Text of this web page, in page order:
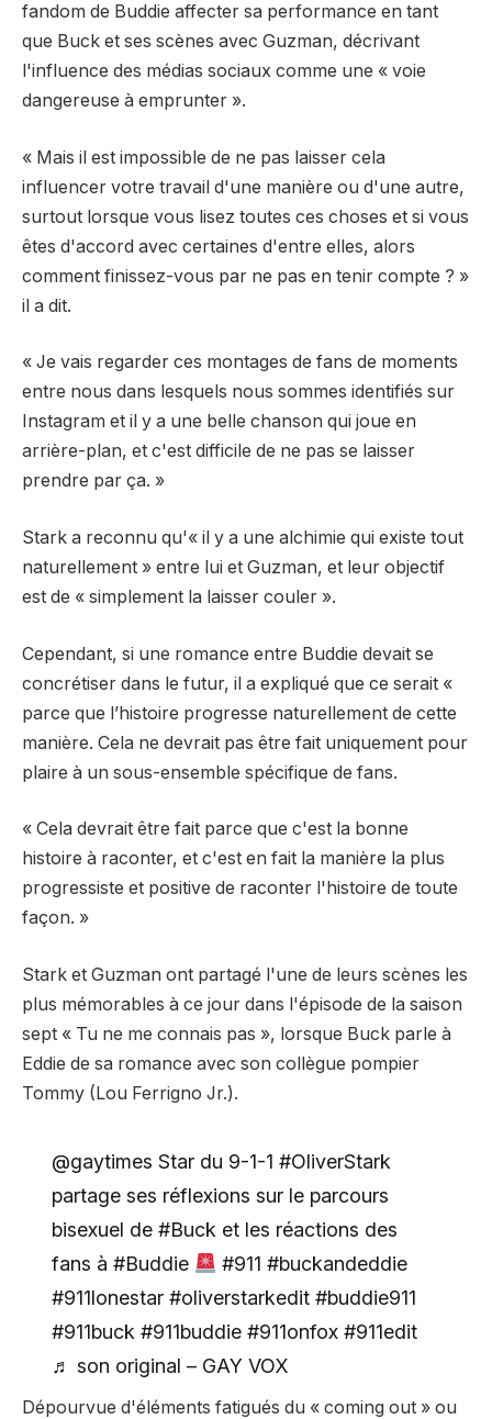
fandom de Buddie affecter sa performance en tant
que Buck et ses scènes avec Guzman, décrivant
l'influence des médias sociaux comme une « voie
dangereuse à emprunter ».
« Mais il est impossible de ne pas laisser cela
influencer votre travail d'une manière ou d'une autre,
surtout lorsque vous lisez toutes ces choses et si vous
êtes d'accord avec certaines d'entre elles, alors
comment finissez-vous par ne pas en tenir compte ? »
il a dit.
« Je vais regarder ces montages de fans de moments
entre nous dans lesquels nous sommes identifiés sur
Instagram et il y a une belle chanson qui joue en
arrière-plan, et c'est difficile de ne pas se laisser
prendre par ça. »
Stark a reconnu qu'« il y a une alchimie qui existe tout
naturellement » entre lui et Guzman, et leur objectif
est de « simplement la laisser couler ».
Cependant, si une romance entre Buddie devait se
concrétiser dans le futur, il a expliqué que ce serait «
parce que l’histoire progresse naturellement de cette
manière. Cela ne devrait pas être fait uniquement pour
plaire à un sous-ensemble spécifique de fans.
« Cela devrait être fait parce que c'est la bonne
histoire à raconter, et c'est en fait la manière la plus
progressiste et positive de raconter l'histoire de toute
façon. »
Stark et Guzman ont partagé l'une de leurs scènes les
plus mémorables à ce jour dans l'épisode de la saison
sept « Tu ne me connais pas », lorsque Buck parle à
Eddie de sa romance avec son collègue pompier
Tommy (Lou Ferrigno Jr.).
@gaytimes Star du 9-1-1 #OliverStark
partage ses réflexions sur le parcours
bisexuel de #Buck et les réactions des
fans à #Buddie
#911 #buckandeddie
#911lonestar #oliverstarkedit #buddie911
#911buck #911buddie #911onfox #911edit
♬ son original – GAY VOX
Dépourvue d'éléments fatigués du « coming out » ou